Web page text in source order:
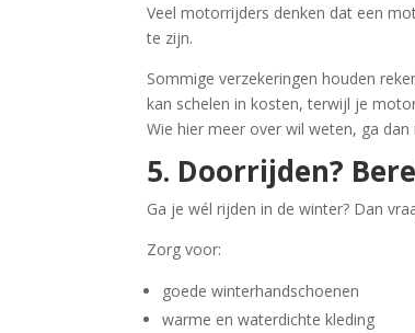
Veel motorrijders denken dat een
te zijn.
Sommige verzekeringen houden
kan schelen in kosten, terwijl je
Wie hier meer over wil weten, ga
5. Doorrijden?
Ga je wél rijden in de winter? Dan
Zorg voor:
goede winterhandschoenen
warme en waterdichte kleding